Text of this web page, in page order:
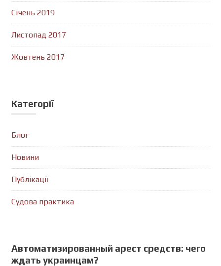
Січень 2019
Листопад 2017
Жовтень 2017
Категорії
Блог
Новини
Публікації
Судова практика
Автоматизированный арест средств: чего
ждать украинцам?